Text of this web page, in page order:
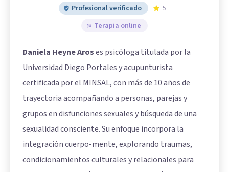
Profesional verificado
5
Terapia online
Daniela Heyne Aroses psicóloga titulada por la
Universidad Diego Portales y acupunturista
certificada por el MINSAL, con más de 10 años de
trayectoria acompañando a personas, parejas y
grupos en disfunciones sexuales y búsqueda de una
sexualidad consciente. Su enfoque incorpora la
integración cuerpo-mente, explorando traumas,
condicionamientos culturales y relacionales para